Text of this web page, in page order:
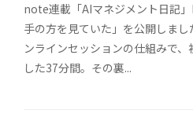
note連載「AIマネジメント日記
手の方を見ていた」を公開しま
ンラインセッションの仕組みで
した37分間。その裏...